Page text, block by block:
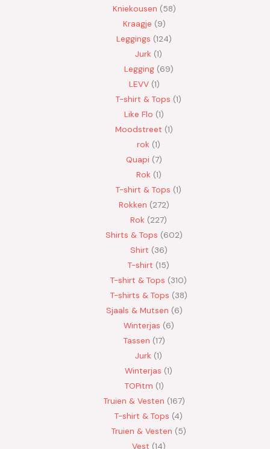
Kniekousen 58
Kraagje 9
Leggings 124
Jurk 1
Legging 69
LEVV 1
T-shirt & Tops 1
Like Flo 1
Moodstreet 1
rok 1
Quapi 7
Rok 1
T-shirt & Tops 1
Rokken 272
Rok 227
Shirts & Tops 602
Shirt 36
T-shirt 15
T-shirt & Tops 310
T-shirts & Tops 38
Sjaals & Mutsen 6
Winterjas 6
Tassen 17
Jurk 1
Winterjas 1
TOPitm 1
Truien & Vesten 167
T-shirt & Tops 4
Truien & Vesten 5
Vest 14